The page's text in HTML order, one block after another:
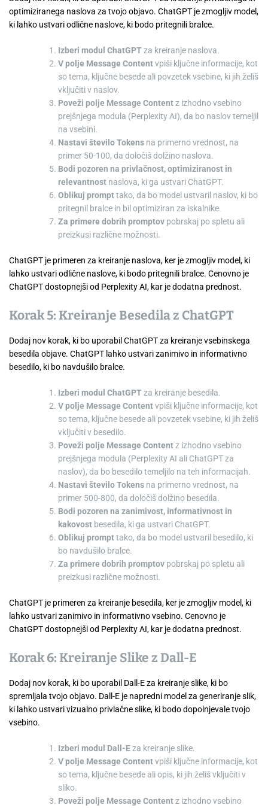
optimiziranega naslova za tvojo objavo. ChatGPT je zmogljiv model,
ki lahko ustvari odlične naslove, ki bodo pritegnili bralce.
Izberi modul ChatGPTza kreiranje naslova.
V polje Message Contentvpiši ključne informacije, kot
so tema, ključne besede ali povzetek vsebine, ki jih želiš
vključiti v naslov.
Poveži polje Message Contentz izhodno vsebino
prejšnjega modula (Perplexity AI), da bo naslov temeljil
na vsebini.
Nastavi število Tokens na primerno vrednost, na
primer 50-100, da določiš dolžino naslova.
Bodi pozoren na privlačnost, optimiziranost in
relevantnost naslova, ki ga ustvari ChatGPT.
Oblikuj prompttako, da bo model ustvaril naslov, ki bo
pritegnil bralce in bil optimiziran za iskalnike.
Za primere dobrih promptov pobrskaj po spletu ali
preizkusi različne možnosti.
ChatGPT je primeren za kreiranje naslova, ker je zmogljiv model, ki
lahko ustvari odlične naslove, ki bodo pritegnili bralce. Cenovno je
ChatGPT dostopnejši od Perplexity AI, kar je dodatna prednost.
Korak 5: Kreiranje Besedila z ChatGPT
Dodaj nov korak, ki bo uporabil ChatGPT za kreiranje vsebinskega
besedila objave. ChatGPT lahko ustvari zanimivo in informativno
besedilo, ki bo navdušilo bralce.
Izberi modul ChatGPTza kreiranje besedila.
V polje Message Contentvpiši ključne informacije, kot
so tema, ključne besede ali povzetek vsebine, ki jih želiš
vključiti v besedilo.
Poveži polje Message Contentz izhodno vsebino
prejšnjega modula (Perplexity AI ali ChatGPT za
naslov), da bo besedilo temeljilo na teh informacijah.
Nastavi število Tokens na primerno vrednost, na
primer 500-800, da določiš dolžino besedila.
Bodi pozoren na zanimivost, informativnost in
kakovost besedila, ki ga ustvari ChatGPT.
Oblikuj prompttako, da bo model ustvaril besedilo, ki
bo navdušilo bralce.
Za primere dobrih promptov pobrskaj po spletu ali
preizkusi različne možnosti.
ChatGPT je primeren za kreiranje besedila, ker je zmogljiv model, ki
lahko ustvari zanimivo in informativno vsebino. Cenovno je
ChatGPT dostopnejši od Perplexity AI, kar je dodatna prednost.
Korak 6: Kreiranje Slike z Dall-E
Dodaj nov korak, ki bo uporabil Dall-E za kreiranje slike, ki bo
spremljala tvojo objavo. Dall-E je napredni model za generiranje slik,
ki lahko ustvari vizualno privlačne slike, ki bodo dopolnjevale tvojo
vsebino.
Izberi modul Dall-Eza kreiranje slike.
V polje Message Contentvpiši ključne informacije, kot
so tema, ključne besede ali opis, ki jih želiš vključiti v
sliko.
Poveži polje Message Contentz izhodno vsebino